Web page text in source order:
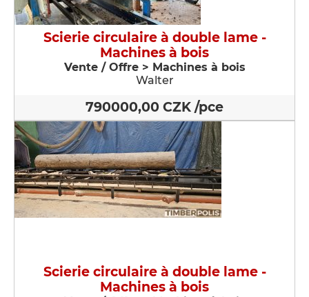
Scierie circulaire à double lame -
Machines à bois
Vente / Offre > Machines à bois
Walter
790000,00 CZK /pce
Scierie circulaire à double lame -
Machines à bois